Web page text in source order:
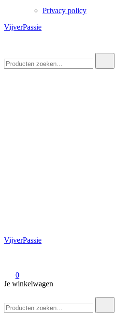
Privacy policy
VijverPassie
naar:
VijverPassie
0
Je winkelwagen
naar: